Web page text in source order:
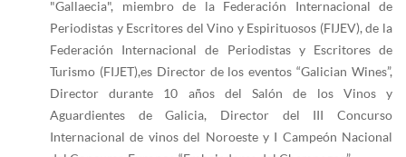
"Gallaecia", miembro de la Federación Internacional de
Periodistas y Escritores del Vino y Espirituosos (FIJEV), de la
Federación Internacional de Periodistas y Escritores de
Turismo (FIJET),es Director de los eventos “Galician Wines”,
Director durante 10 años del Salón de los Vinos y
Aguardientes de Galicia, Director del III Concurso
Internacional de vinos del Noroeste y I Campeón Nacional